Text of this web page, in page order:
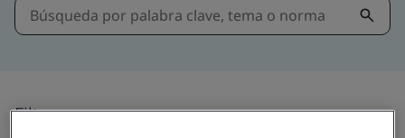
Filtrar por: